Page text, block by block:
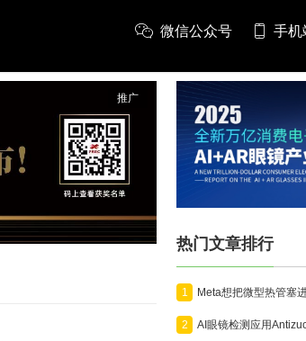
微信公众号 手机
推广
热门文章排行
1
2